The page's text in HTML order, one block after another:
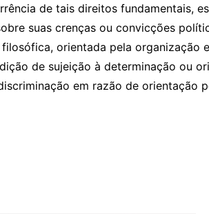
de tais direitos fundamentais,
suas crenças ou convicções
orientada pela organização
de sujeição à determinação ou
em razão de orientação